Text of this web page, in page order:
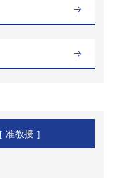
[ 准教授 ]